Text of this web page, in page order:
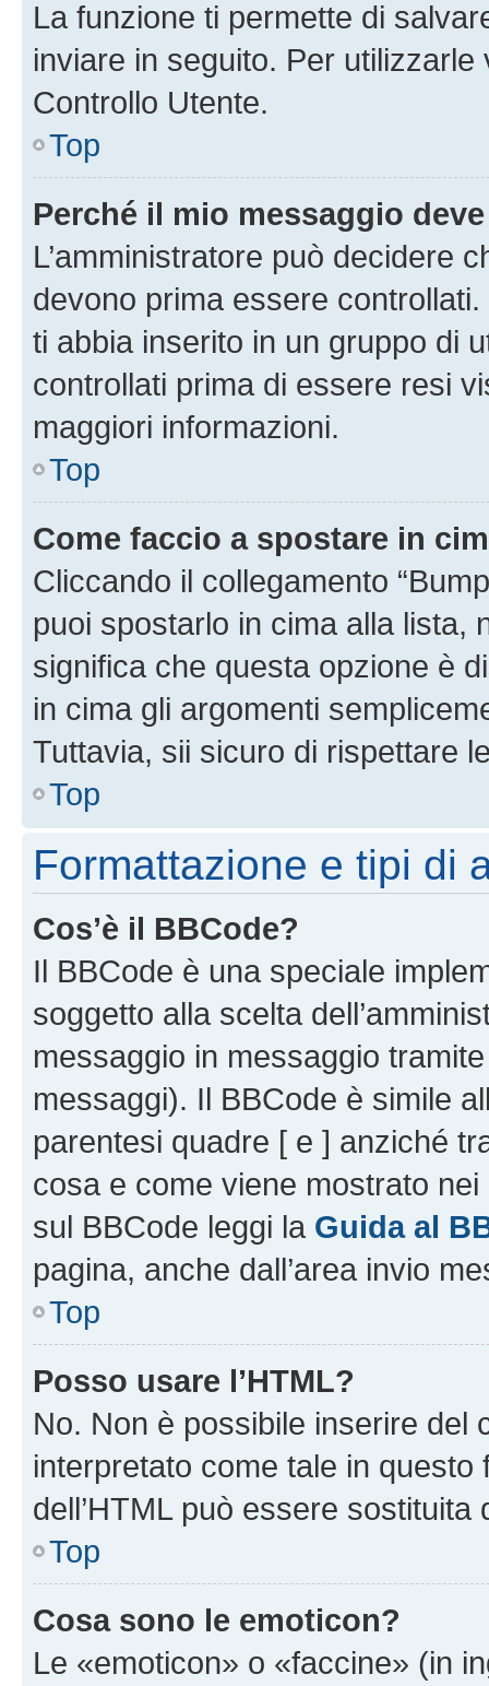
La funzione ti permette di
inviare in seguito. Per utilizzarle
Controllo Utente.
Top
Perché il mio messaggio
L’amministratore può decidere
devono prima essere
ti abbia inserito in un gruppo di
controllati prima di essere resi
maggiori informazioni.
Top
Come faccio a spostare in
Cliccando il collegamento
puoi spostarlo in cima alla lista,
significa che questa opzione è
in cima gli argomenti
Tuttavia, sii sicuro di rispettare
Top
Formattazione e tipi di
Cos’è il BBCode?
Il BBCode è una speciale
soggetto alla scelta
messaggio in messaggio
messaggi). Il BBCode è simile
parentesi quadre [ e ] anziché
cosa e come viene mostrato
sul BBCode leggi la Guida al
pagina, anche dall’area invio
Top
Posso usare l’HTML?
No. Non è possibile inserire del
interpretato come tale in
dell’HTML può essere sostituita
Top
Cosa sono le emoticon?
Le «emoticon» o «faccine» (in